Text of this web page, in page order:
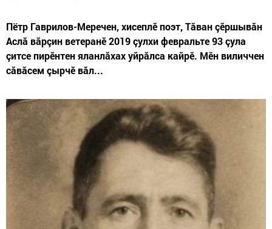
Пётр Гаврилов-Меречен, хисеплӗ поэт, Тăван çӗршывăн
Аслă вăрçин ветеранӗ 2019 çулхи февральте 93 çула
çитсе пирӗнтен яланлăхах уйрăлса кайрӗ. Мӗн виличчен
сăвăсем çырчӗ вăл...